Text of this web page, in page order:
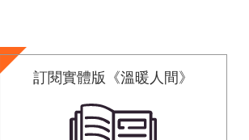
訂閱實體版《溫暖人間》